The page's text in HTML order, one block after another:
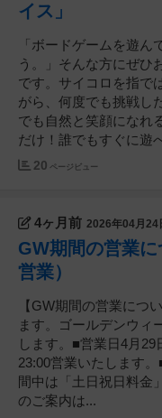
イス」
「ボードゲームを遊ん
う。」そんな方にぜひ
です。サイコロを指で
がら、何度でも挑戦し
でも自然と笑顔になれ
だけ！誰でもすぐに遊
20 ページビュー
4ヶ月前 2026年04月24
GW期間の営業
営業）
【GW期間の営業につ
ます。ゴールデンウィ
します。■営業日4月
23:00営業いたします
間中は「土日祝日料金
のご案内は...